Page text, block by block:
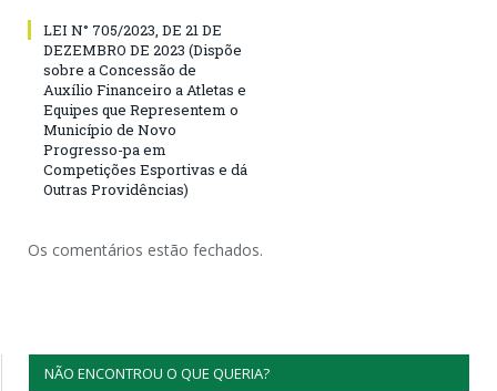
LEI N° 705/2023, DE 21 DE
DEZEMBRO DE 2023 (Dispõe
sobre a Concessão de
Auxílio Financeiro a Atletas e
Equipes que Representem o
Município de Novo
Progresso-pa em
Competições Esportivas e dá
Outras Providências)
Os comentários estão fechados.
NÃO ENCONTROU O QUE QUERIA?